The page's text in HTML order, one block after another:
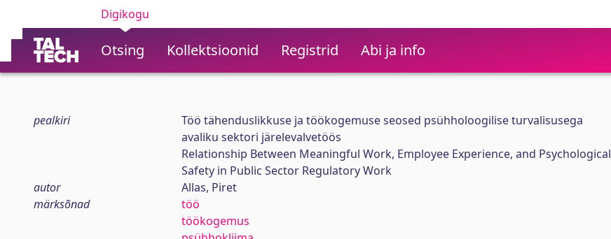
Digikogu
Otsing Kollektsioonid Registrid Abi ja info
pealkiri
Töö tähenduslikkuse ja töökogemuse seosed psühholoogilise turvalisusega
avaliku sektori järelevalvetöös
Relationship Between Meaningful Work, Employee Experience, and Psychological
Safety in Public Sector Regulatory Work
autor
Allas, Piret
märksõnad
töö
töökogemus